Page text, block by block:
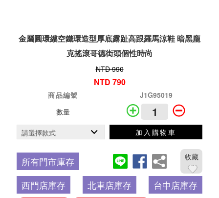
金屬圓環縷空鐵環造型厚底露趾高跟羅馬涼鞋 暗黑龐
克搖滾哥德街頭個性時尚
NTD 990
NTD 790
商品編號
J1G95019
數量
加入購物車
所有門市庫存 收藏
西門店庫存 北車店庫存 台中店庫存